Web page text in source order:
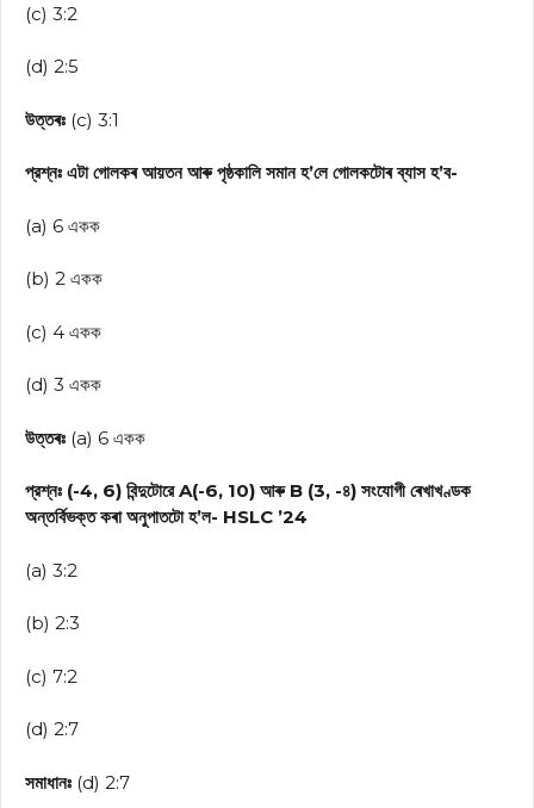
(c) 3:2
(d) 2:5
উত্তৰঃ (c) 3:1
প্রশ্নঃ এটা গোলকৰ আয়তন আৰু পৃষ্ঠকালি সমান হ’লে গোলকটোৰ ব্যাস হ’ব-
(a) 6 একক
(b) 2 একক
(c) 4 একক
(d) 3 একক
উত্তৰঃ (a) 6 একক
প্রশ্নঃ (-4, 6) বিন্দুটোরে A(-6, 10) আৰু B (3, -৪) সংযোগী ৰেখাখণ্ডক
অন্তর্বিভক্ত কৰা অনুপাতটো হ’ল- HSLC ’24
(a) 3:2
(b) 2:3
(c) 7:2
(d) 2:7
সমাধানঃ (d) 2:7